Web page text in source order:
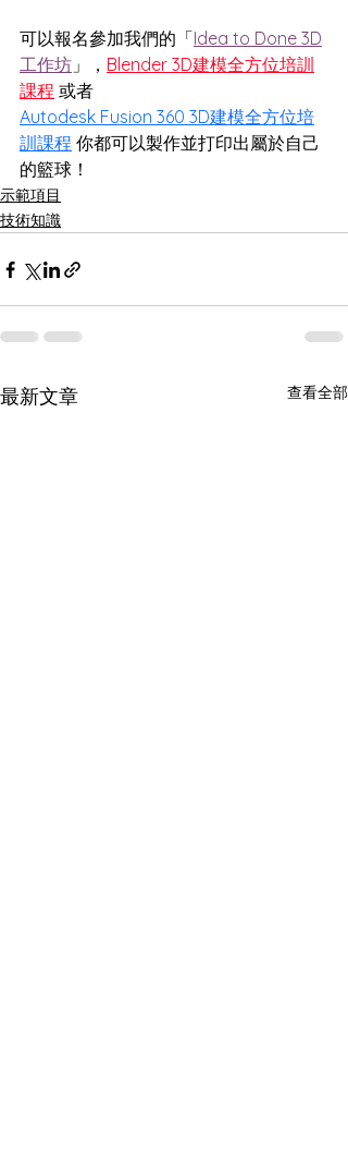
可以報名參加我們的「Idea to Done 3D
工作坊 」， Blender 3D建模全方位培訓
課程 或者
Autodesk Fusion 360 3D建模全方位培
訓課程 你都可以製作並打印出屬於自己
的籃球！
示範項目
技術知識
最新文章 查看全部